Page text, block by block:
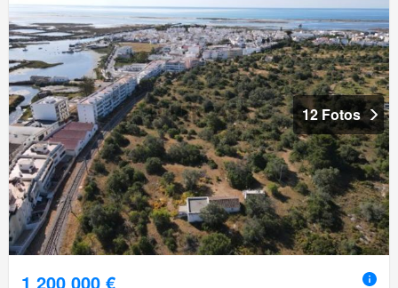
12 Fotos
1 200 000 €